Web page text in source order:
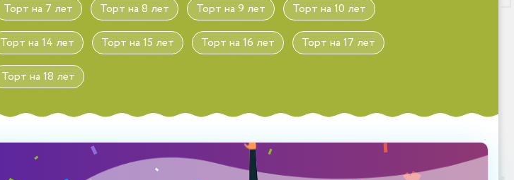
Торт на 7 лет Торт на 8 лет Торт на 9 лет Торт на 10 лет
Торт на 14 лет Торт на 15 лет Торт на 16 лет Торт на 17 лет
Торт на 18 лет